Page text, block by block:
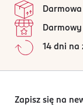
14 dni na
Zapisz się na